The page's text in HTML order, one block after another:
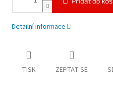
Detailní informace
TISK ZEPTAT SE